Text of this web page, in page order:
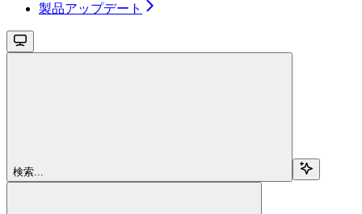
製品アップデート
検索...